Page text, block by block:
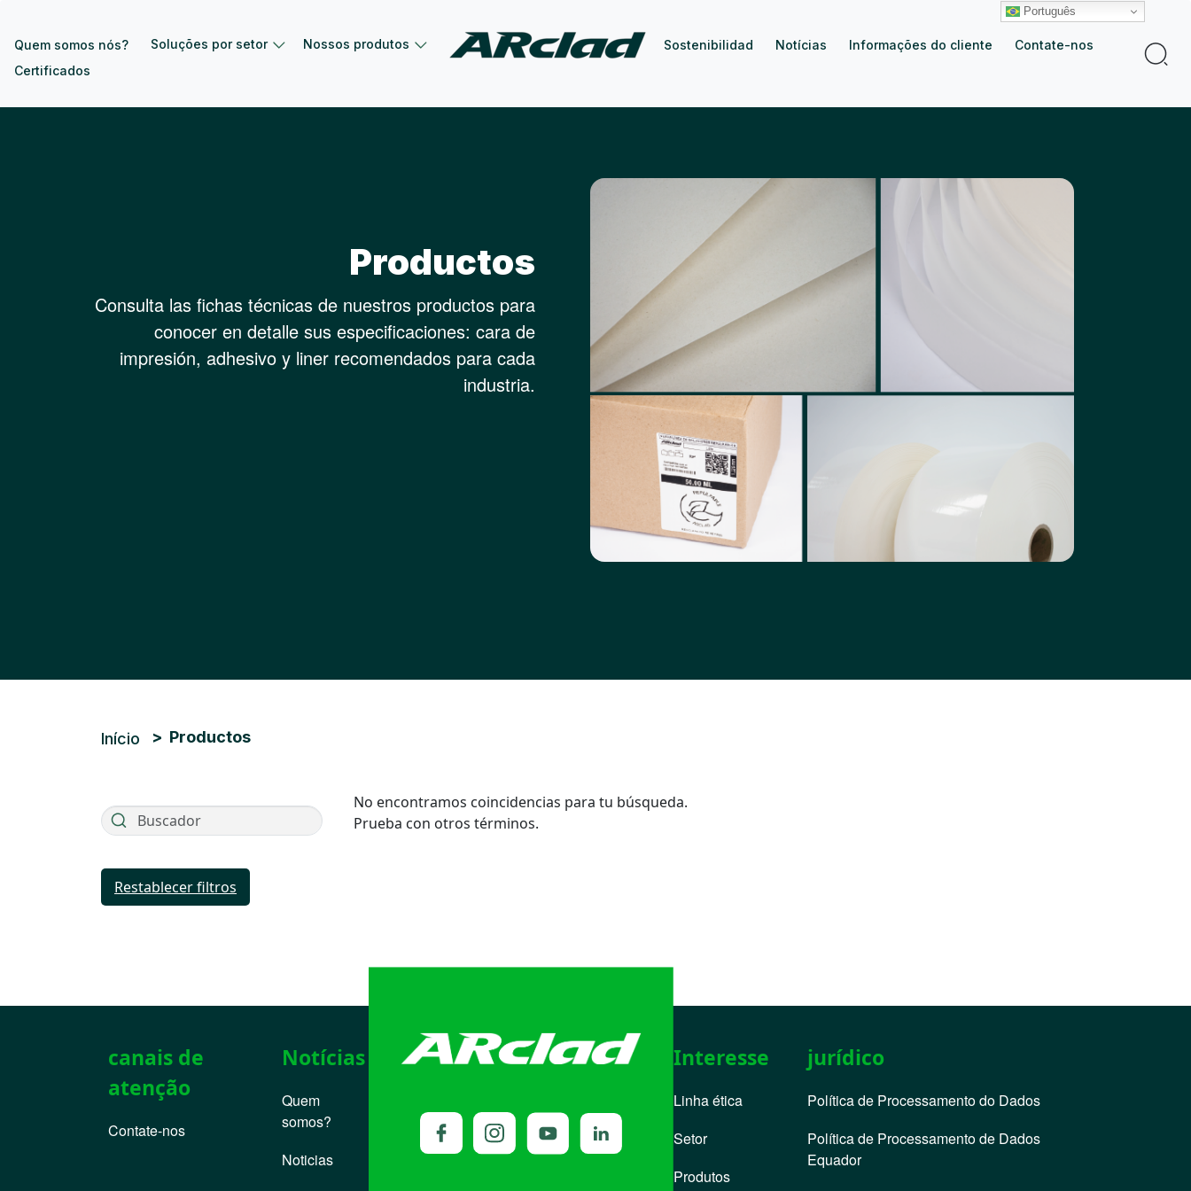
Quem somos nós? Soluções por setor Nossos produtos Sostenibilidad Notícias Informações do cliente
Contate-nos
Certificados
Português
Productos
Consulta las fichas técnicas de nuestros productos para
conocer en detalle sus especificaciones: cara de
impresión, adhesivo y liner recomendados para cada
industria.
Trilha de navegação
Início Productos
Restablecer filtros
No encontramos coincidencias para tu búsqueda.
Prueba con otros términos.
canais de
atenção
Contate-nos
Notícias
Quem
somos?
Noticias
Interesse
Linha ética
Setor
Produtos
jurídico
Política de Processamento do Dados
Política de Processamento de Dados
Equador